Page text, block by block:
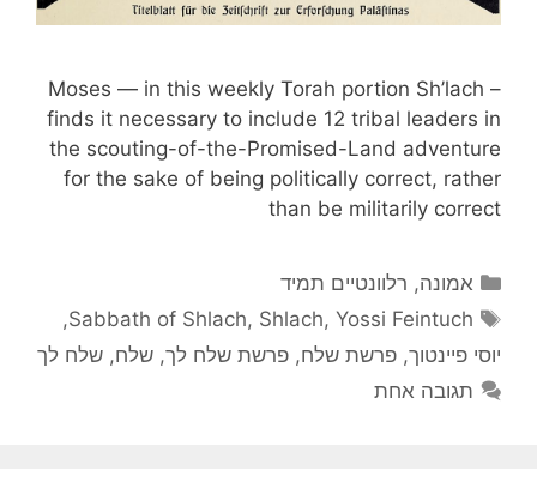
Moses — in this weekly Torah portion Sh’lach –
finds it necessary to include 12 tribal leaders in
the scouting-of-the-Promised-Land adventure
for the sake of being politically correct, rather
than be militarily correct
קטגוריות
אמונה, רלוונטיים תמיד
תגיות
Sabbath of Shlach, Shlach, Yossi Feintuch
,
יוסי פיינטוך, פרשת שלח, פרשת שלח לך, שלח, שלח לך
תגובה אחת